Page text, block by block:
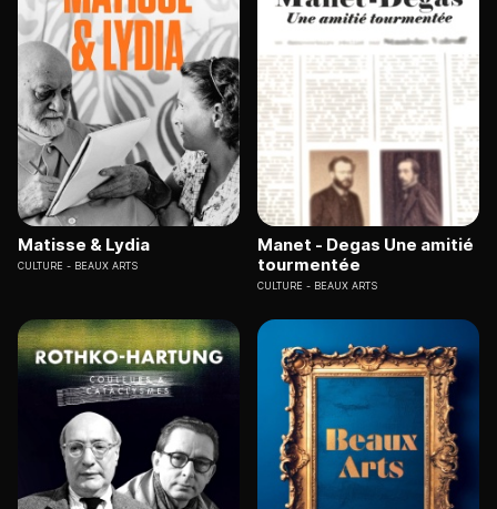
Matisse & Lydia
CULTURE BEAUX ARTS
Manet - Degas Une amitié
tourmentée
CULTURE BEAUX ARTS